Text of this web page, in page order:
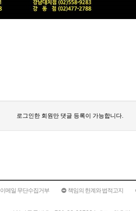
로그인한 회원만 댓글 등록이 가능합니다.
이메일 무단수집거부 책임의 한계와 법적고지